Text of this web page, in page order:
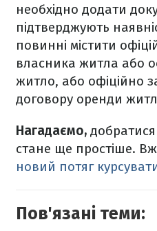
необхідно додати
підтверджують
повинні містити
власника житла або
житло, або офіційно
договору оренди
Нагадаємо, добратися
стане ще простіше.
новий потяг
Пов'язані теми: